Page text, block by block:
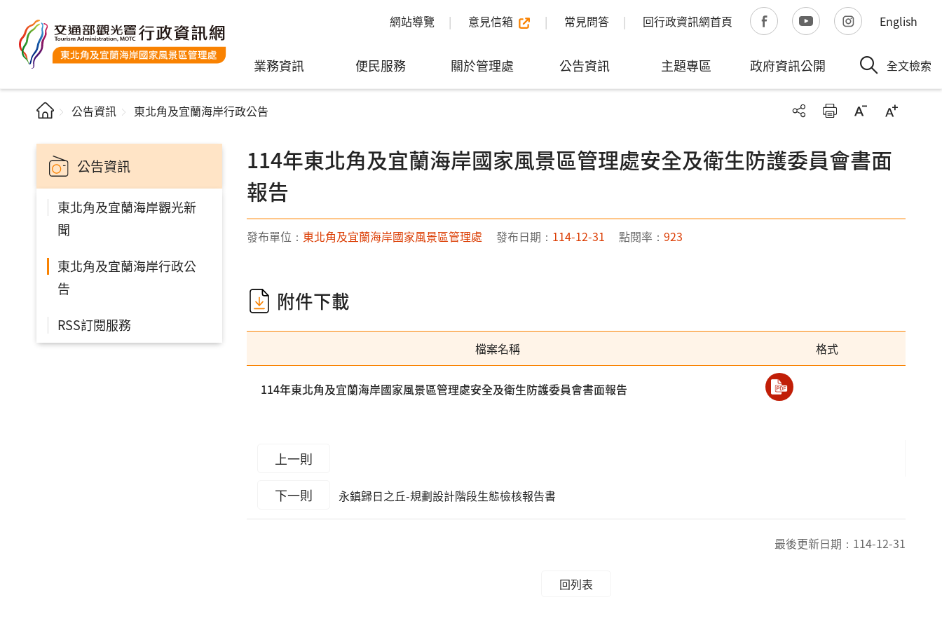
網站導覽 意見信箱 常見問答 回行政資訊網首頁 English
業務資訊 便民服務 關於管理處 公告資訊 主題專區 政府資訊公開 全文檢索
公告資訊 東北角及宜蘭海岸行政公告
公告資訊
東北角及宜蘭海岸觀光新
聞
東北角及宜蘭海岸行政公
告
RSS訂閱服務
114年東北角及宜蘭海岸國家風景區管理處安全及衛生防護委員會書面
報告
發布單位： 東北角及宜蘭海岸國家風景區管理處 發布日期： 114-12-31 點閱率： 923
附件下載
檔案名稱 格式
114年東北角及宜蘭海岸國家風景區管理處安全及衛生防護委員會書面報告
上一則
下一則
永鎮歸日之丘-規劃設計階段生態檢核報告書
最後更新日期： 114-12-31
回列表